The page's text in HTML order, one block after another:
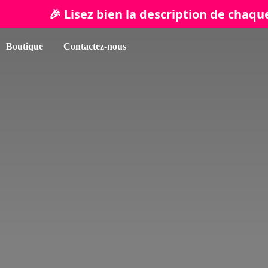
Boutique Contactez-nous
bien la description de chaque produit